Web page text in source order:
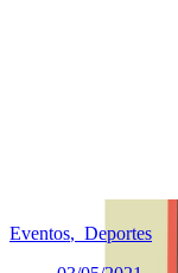
Eventos, Deportes